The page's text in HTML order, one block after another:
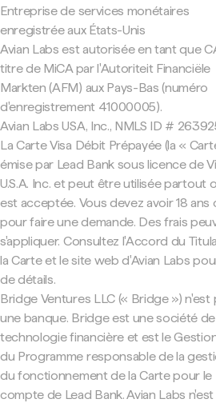
Entreprise de services monétaires
enregistrée aux États-Unis
Avian Labs est autorisée en tant que
titre de MiCA par l'Autoriteit Financiële
Markten (AFM) aux Pays-Bas (numéro
d'enregistrement 41000005).
Avian Labs USA, Inc., NMLS ID #
La Carte Visa Débit Prépayée (la «
émise par Lead Bank sous licence de
U.S.A. Inc. et peut être utilisée partout
est acceptée. Vous devez avoir 18 ans
pour faire une demande. Des frais
s'appliquer. Consultez l'Accord du
la Carte et le site web d'Avian Labs
de détails.
Bridge Ventures LLC (« Bridge ») n'est
une banque. Bridge est une société de
technologie financière et est le
du Programme responsable de la
du fonctionnement de la Carte pour le
compte de Lead Bank. Avian Labs n'est